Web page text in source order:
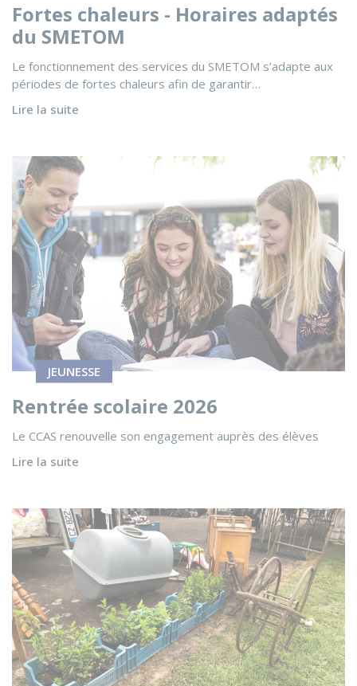
Fortes chaleurs - Horaires adaptés
du SMETOM
Le fonctionnement des services du SMETOM s’adapte aux
périodes de fortes chaleurs afin de garantir…
Lire la suite
Voir l'actualité Rentrée scolaire 2026
JEUNESSE
Rentrée scolaire 2026
Le CCAS renouvelle son engagement auprès des élèves
Lire la suite
Voir l'actualité Vide-greniers du 10 mai